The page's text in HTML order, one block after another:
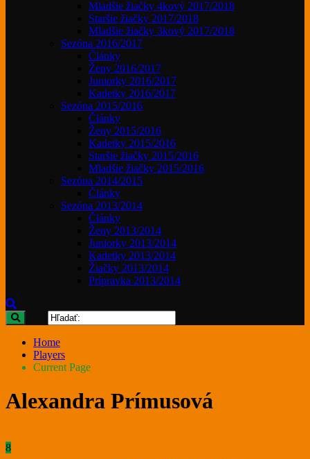
Mladšie žiačky 4kový 2017/2018
Staršie žiačky 2017/2018
Mladšie žiačky 3kový 2017/2018
Sezóna 2016/2017
Články
Ženy 2016/2017
Juniorky 2016/2017
Kadetky 2016/2017
Sezóna 2015/2016
Články
Ženy 2015/2016
Kadetky 2015/2016
Staršie žiačky 2015/2016
Mladšie žiačky 2015/2016
Sezóna 2014/2015
Články
Sezóna 2013/2014
Články
Ženy 2013/2014
Juniorky 2013/2014
Kadetky 2013/2014
Žiačky 2013/2014
Prípravka 2013/2014
Home
Players
Current Page
Alexandra Prímusová
8